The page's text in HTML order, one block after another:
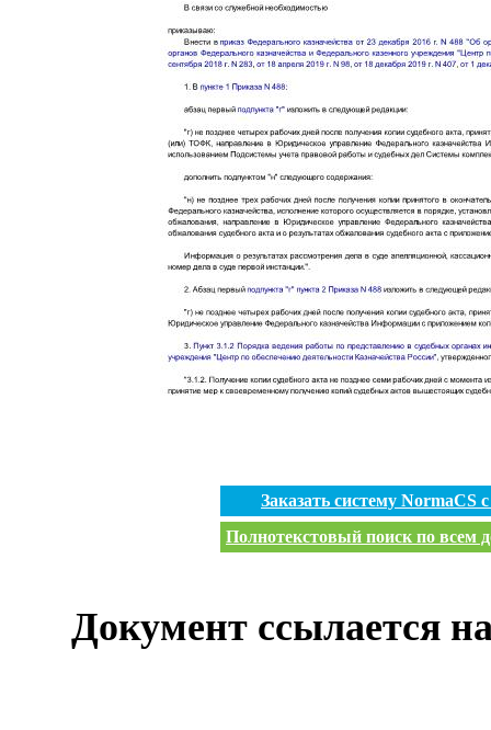
Заказать систему
Полнотекстовый поиск по всем
Документ ссылается